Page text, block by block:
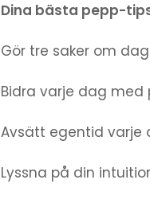
Dina bästa pepp-
Gör tre saker om
Bidra varje dag
Avsätt egentid varje
Lyssna på din